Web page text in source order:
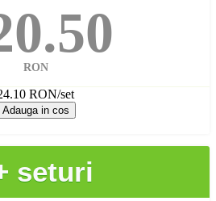
RON
RON/set
Adauga in cos
seturi